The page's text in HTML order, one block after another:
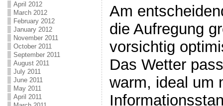
April 2012
March 2012
February 2012
January 2012
November 2011
October 2011
September 2011
August 2011
July 2011
June 2011
May 2011
April 2011
Am
die Aufregung
vorsichtig
Das Wetter
warm, ideal um